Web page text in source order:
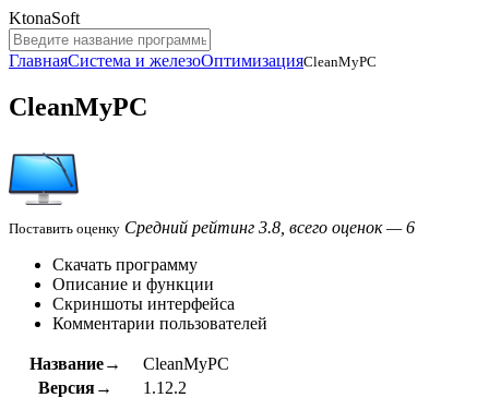
KtonaSoft
ГлавнаяСистема и железоОптимизацияCleanMyPC
CleanMyPC
Поставить оценку Средний рейтинг 3.8, всего оценок — 6
Скачать программу
Описание и функции
Скриншоты интерфейса
Комментарии пользователей
Название→
CleanMyPC
Версия→
1.12.2